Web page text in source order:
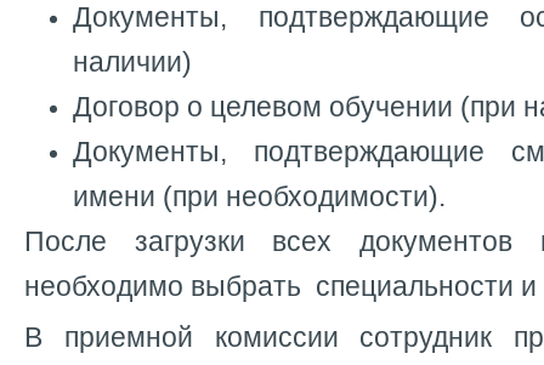
Документы, подтверждающие
наличии)
Договор о целевом обучении (при
Документы, подтверждающие
имени (при необходимости).
После загрузки всех
необходимо выбрать специальности и
В приемной комиссии сотрудник